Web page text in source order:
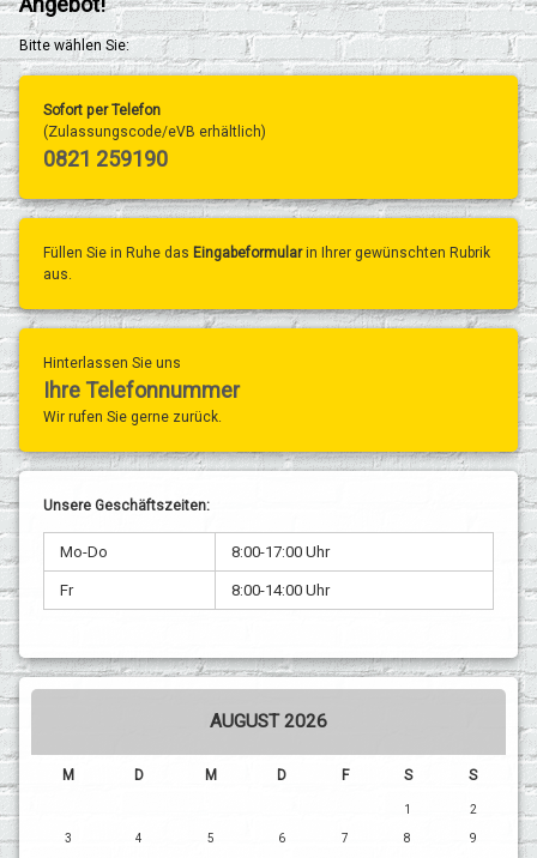
Bitte wählen Sie:
Sofort per Telefon
(Zulassungscode/eVB erhältlich)
0821 259190
Füllen Sie in Ruhe das Eingabeformularin Ihrer gewünschten Rubrik
aus.
Hinterlassen Sie uns
Ihre Telefonnummer
Wir rufen Sie gerne zurück.
Unsere Geschäftszeiten:
Mo-Do 8:00-17:00 Uhr
Fr 8:00-14:00 Uhr
AUGUST 2026
M D M D F S S
1 2
3 4 5 6 7 8 9